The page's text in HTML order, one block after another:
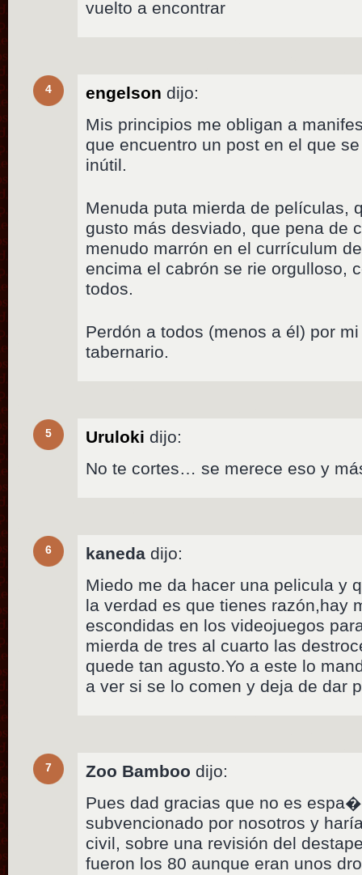
vuelto a encontrar
4 engelson dijo:
Mis principios me obligan a
que encuentro un post en el que
inútil.
Menuda puta mierda de películas,
gusto más desviado, que pena de
menudo marrón en el currículum
encima el cabrón se rie orgulloso,
todos.
Perdón a todos (menos a él) por
tabernario.
5 Uruloki dijo:
No te cortes… se merece eso y
6 kaneda dijo:
Miedo me da hacer una pelicula y
la verdad es que tienes razón,hay
escondidas en los videojuegos
mierda de tres al cuarto las
quede tan agusto.Yo a este lo
a ver si se lo comen y deja de dar
7 Zoo Bamboo dijo:
Pues dad gracias que no es
subvencionado por nosotros y
civil, sobre una revisión del
fueron los 80 aunque eran unos